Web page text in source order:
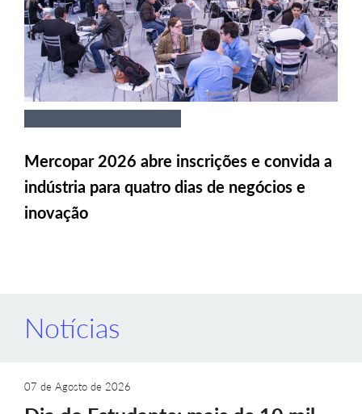
Mercopar 2026 abre inscrições e convida a
indústria para quatro dias de negócios e
inovação
Notícias
07 de Agosto de 2026